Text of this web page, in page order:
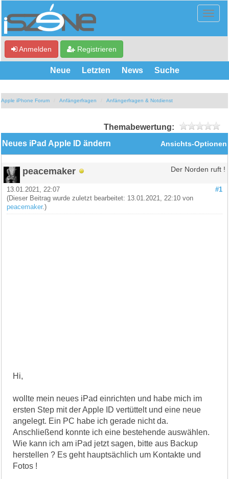
Anmelden Registrieren
Neue Letzten News Suche
Apple iPhone Forum Anfängerfragen Anfängerfragen & Notdienst
Themabewertung:
Ansichts-Optionen
Neues iPad Apple ID ändern
peacemaker Der Norden ruft !
#1
13.01.2021, 22:07
(Dieser Beitrag wurde zuletzt bearbeitet: 13.01.2021, 22:10 von
peacemaker.)
Hi,
wollte mein neues iPad einrichten und habe mich im
ersten Step mit der Apple ID vertüttelt und eine neue
angelegt. Ein PC habe ich gerade nicht da.
Anschließend konnte ich eine bestehende auswählen.
Wie kann ich am iPad jetzt sagen, bitte aus Backup
herstellen ? Es geht hauptsächlich um Kontakte und
Fotos !